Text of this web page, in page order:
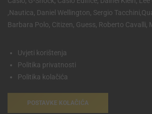
,Nautica, Daniel Wellington, Sergio
Barbara Polo, Citizen, Guess, Roberto Cavalli,
Uvjeti korištenja
Politika privatnosti
Politika kolačića
POSTAVKE KOLAČIĆA